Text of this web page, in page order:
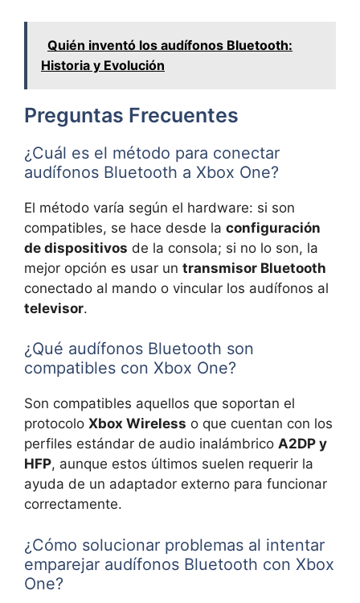
Quién inventó los audífonos Bluetooth:
Historia y Evolución
Preguntas Frecuentes
¿Cuál es el método para conectar
audífonos Bluetooth a Xbox One?
El método varía según el hardware: si son
compatibles, se hace desde la configuración
de dispositivos de la consola; si no lo son, la
mejor opción es usar un transmisor Bluetooth
conectado al mando o vincular los audífonos al
televisor.
¿Qué audífonos Bluetooth son
compatibles con Xbox One?
Son compatibles aquellos que soportan el
protocolo Xbox Wireless o que cuentan con los
perfiles estándar de audio inalámbrico A2DP y
HFP, aunque estos últimos suelen requerir la
ayuda de un adaptador externo para funcionar
correctamente.
¿Cómo solucionar problemas al intentar
emparejar audífonos Bluetooth con Xbox
One?